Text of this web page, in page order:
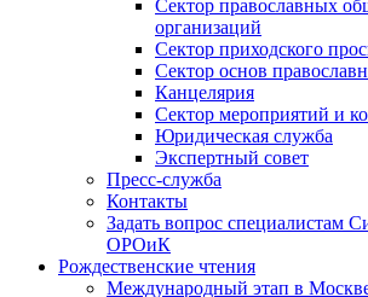
Сектор православных
организаций
Сектор приходского
Сектор основ
Канцелярия
Сектор мероприятий и
Юридическая служба
Экспертный совет
Пресс-служба
Контакты
Задать вопрос специалистам
ОРОиК
Рождественские чтения
Международный этап в